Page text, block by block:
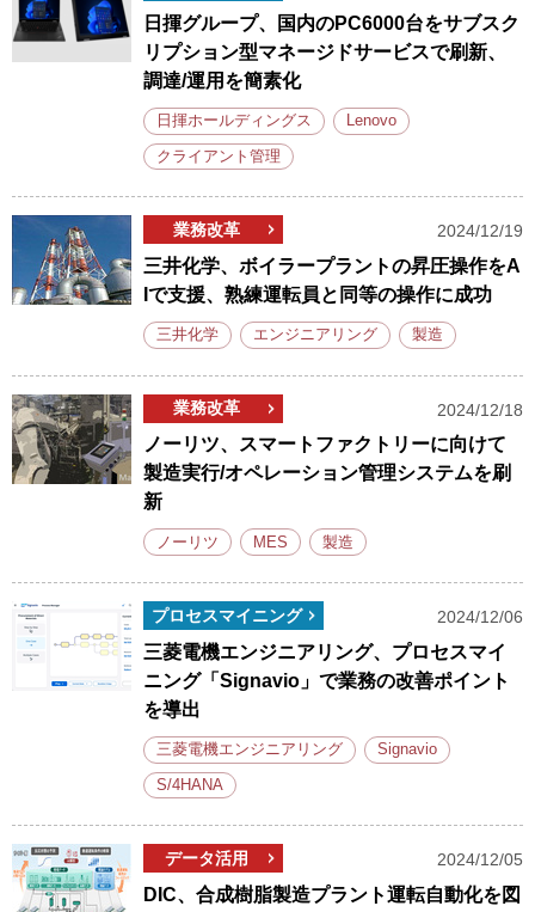
日揮グループ、国内のPC6000台をサブスク
リプション型マネージドサービスで刷新、
調達/運用を簡素化
日揮ホールディングス Lenovo
クライアント管理
業務改革 2024/12/19
三井化学、ボイラープラントの昇圧操作をA
Iで支援、熟練運転員と同等の操作に成功
三井化学 エンジニアリング 製造
業務改革 2024/12/18
ノーリツ、スマートファクトリーに向けて
製造実行/オペレーション管理システムを刷
新
ノーリツ MES 製造
プロセスマイニング 2024/12/06
三菱電機エンジニアリング、プロセスマイ
ニング「Signavio」で業務の改善ポイント
を導出
三菱電機エンジニアリング Signavio
S/4HANA
データ活用 2024/12/05
DIC、合成樹脂製造プラント運転自動化を図